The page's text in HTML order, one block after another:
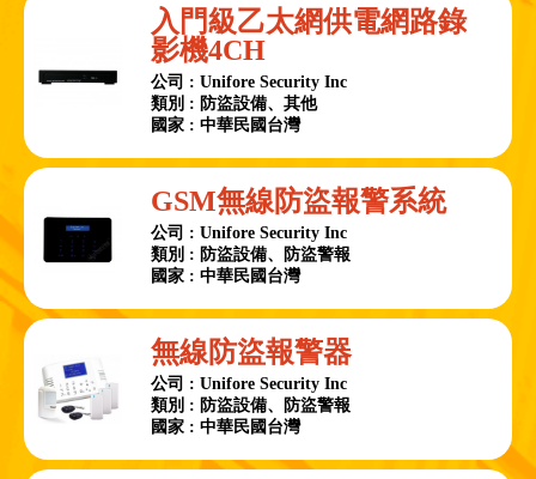
入門級乙太網供電網路錄
影機4CH
公司 : Unifore Security Inc
類別 : 防盜設備、其他
國家 : 中華民國台灣
GSM無線防盜報警系統
公司 : Unifore Security Inc
類別 : 防盜設備、防盜警報
國家 : 中華民國台灣
無線防盜報警器
公司 : Unifore Security Inc
類別 : 防盜設備、防盜警報
國家 : 中華民國台灣